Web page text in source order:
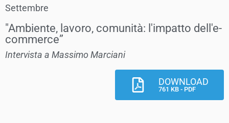
Settembre
"Ambiente, lavoro, comunità: l'impatto dell'e-
commerce”
Intervista a Massimo Marciani
DOWNLOAD
761 KB - PDF